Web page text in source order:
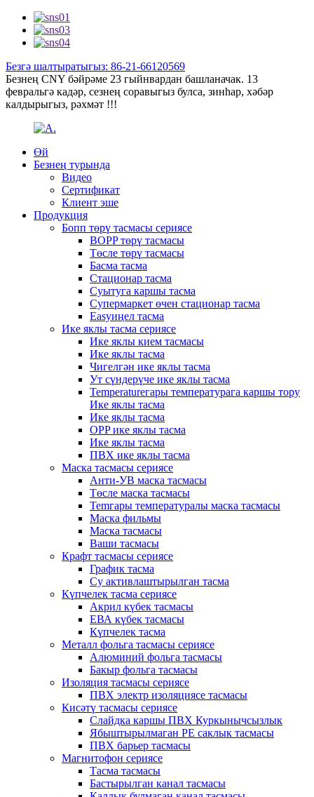
Безгә шалтыратыгыз: 86-21-66120569
Безнең CNY бәйрәме 23 гыйнвардан башланачак. 13
февральгә кадәр, сезнең соравыгыз булса, зинһар, хәбәр
калдырыгыз, рәхмәт !!!
Өй
Безнең турында
Видео
Сертификат
Клиент эше
Продукция
Бопп төрү тасмасы сериясе
BOPP төрү тасмасы
Төсле төрү тасмасы
Басма тасма
Стационар тасма
Суытуга каршы тасма
Супермаркет өчен стационар тасма
Easyиңел тасма
Ике яклы тасма сериясе
Ике яклы кием тасмасы
Ике яклы тасма
Чигелгән ике яклы тасма
Ут сүндерүче ике яклы тасма
Temperatureгары температурага каршы тору
Ике яклы тасма
Ике яклы тасма
OPP ике яклы тасма
Ике яклы тасма
ПВХ ике яклы тасма
Маска тасмасы сериясе
Анти-УВ маска тасмасы
Төсле маска тасмасы
Temгары температуралы маска тасмасы
Маска фильмы
Маска тасмасы
Ваши тасмасы
Крафт тасмасы сериясе
График тасма
Су активлаштырылган тасма
Күпчелек тасма сериясе
Акрил күбек тасмасы
ЕВА күбек тасмасы
Күпчелек тасма
Металл фольга тасмасы сериясе
Алюминий фольга тасмасы
Бакыр фольга тасмасы
Изоляция тасмасы сериясе
ПВХ электр изоляциясе тасмасы
Кисәтү тасмасы сериясе
Слайдка каршы ПВХ Куркынычсызлык
Ябыштырылмаган PE саклык тасмасы
ПВХ барьер тасмасы
Магнитофон сериясе
Тасма тасмасы
Бастырылган канал тасмасы